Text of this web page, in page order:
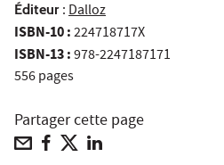
Éditeur :Dalloz
ISBN-10 :224718717X
ISBN-13 :978-2247187171
556 pages
Partager cette page